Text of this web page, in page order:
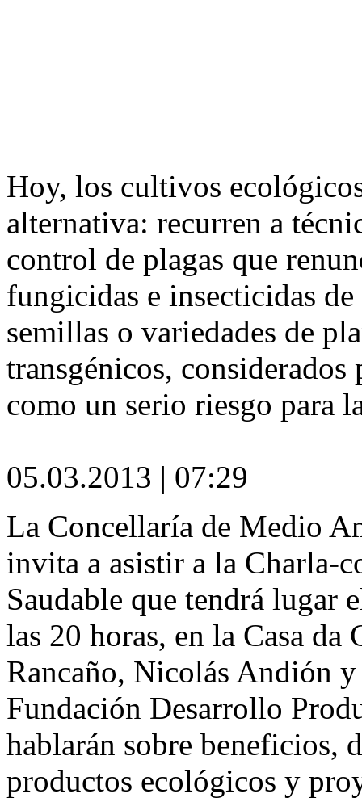
Hoy, los cultivos
alternativa: recurren a
control de plagas que
fungicidas e insecticidas
semillas o variedades de
transgénicos, considerados
como un serio riesgo para
05.03.2013 | 07:29
La Concellaría de Medio
invita a asistir a la Charla-
Saudable que tendrá lugar
las 20 horas, en la Casa da
Rancaño, Nicolás Andión
Fundación Desarrollo
hablarán sobre beneficios,
productos ecológicos y